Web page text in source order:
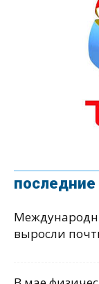
последние
выросли